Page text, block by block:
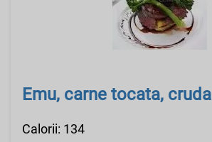
Emu, carne tocata, cruda
Calorii: 134